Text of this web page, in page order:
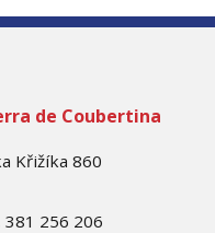
de Coubertina
Křižíka 860
256 206